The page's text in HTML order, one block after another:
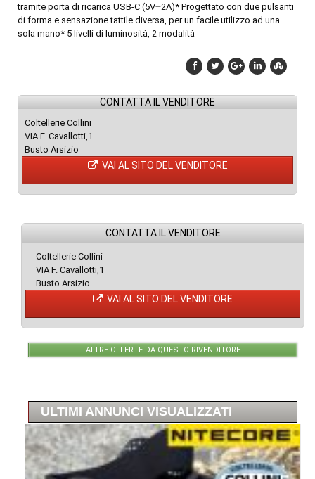
tramite porta di ricarica USB-C (5V⎓2A)* Progettato con due pulsanti
di forma e sensazione tattile diversa, per un facile utilizzo ad una
sola mano* 5 livelli di luminosità, 2 modalità
CONTATTA IL VENDITORE
Coltellerie Collini
VIA F. Cavallotti,1
Busto Arsizio
VAI AL SITO DEL VENDITORE
CONTATTA IL VENDITORE
Coltellerie Collini
VIA F. Cavallotti,1
Busto Arsizio
VAI AL SITO DEL VENDITORE
ALTRE OFFERTE DA QUESTO RIVENDITORE
ULTIMI ANNUNCI VISUALIZZATI